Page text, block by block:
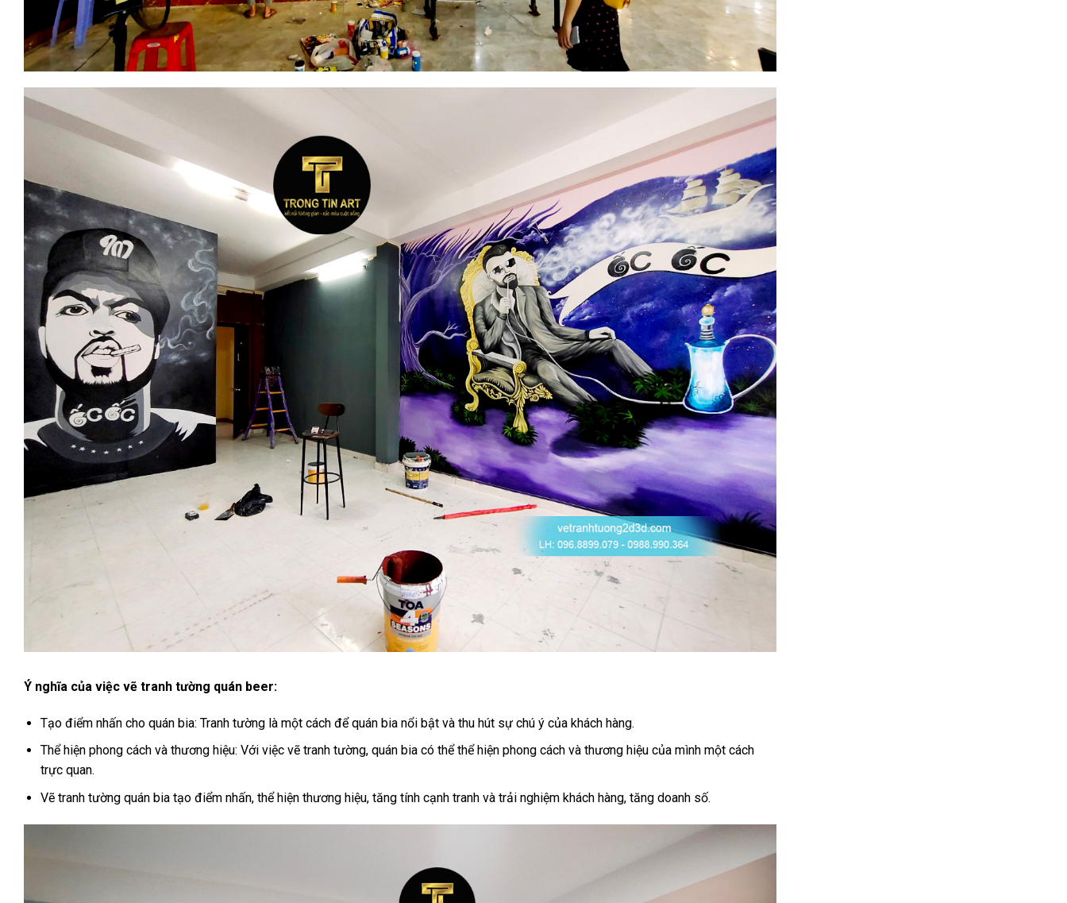
Ý nghĩa của việc vẽ tranh tường quán beer:
Tạo điểm nhấn cho quán bia: Tranh tường là một cách để quán bia nổi bật và thu hút sự chú ý của khách hàng.
Thể hiện phong cách và thương hiệu: Với việc vẽ tranh tường, quán bia có thể thể hiện phong cách và thương hiệu của mình một cách
trực quan.
Vẽ tranh tường quán bia tạo điểm nhấn, thể hiện thương hiệu, tăng tính cạnh tranh và trải nghiệm khách hàng, tăng doanh số.